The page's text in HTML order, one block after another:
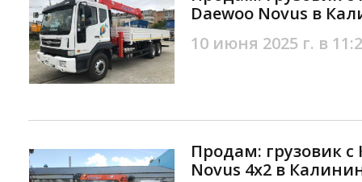
Daewoo Novus в
10 июня 2025 г. в
Продам: грузовик
Novus 4х2 в